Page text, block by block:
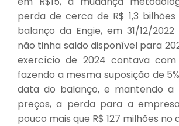
perda de cerca de R$ 1,3
balanço da Engie, em 31/12/
não tinha saldo disponível para
exercício de 2024 contava com
fazendo a mesma suposição de
data do balanço, e mantendo a
preços, a perda para a
pouco mais que R$ 127 milhões no